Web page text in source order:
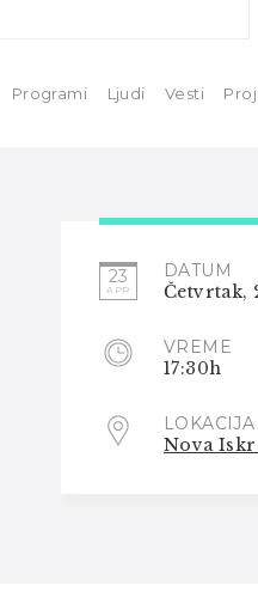
Programi Ljudi Vesti
23
APR
DATUM
Četvrtak,
VREME
17:30h
LOKACIJA
Nova